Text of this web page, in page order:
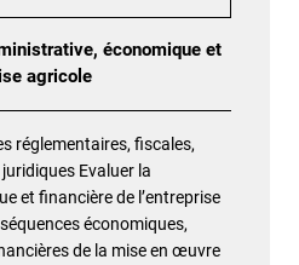
économique et
agricole
réglementaires, fiscales,
Evaluer la
et financière de l’entreprise
économiques,
de la mise en œuvre